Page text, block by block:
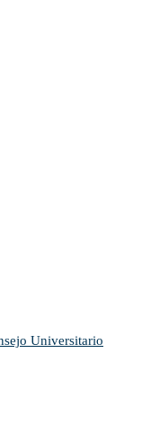
Universitario